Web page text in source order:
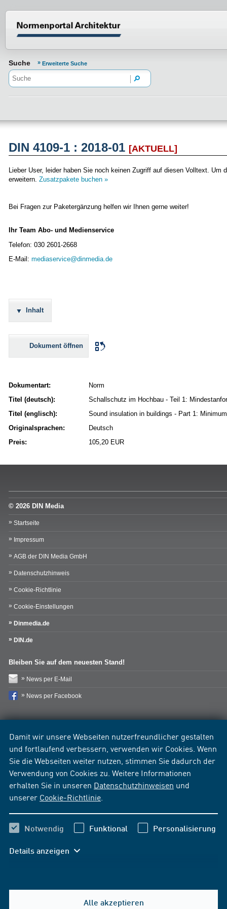
Damit wir unsere Webseiten nutzerfreundlicher gestalten
und fortlaufend verbessern, verwenden wir Cookies. Wenn
Sie die Webseiten weiter nutzen, stimmen Sie dadurch der
Verwendung von Cookies zu. Weitere Informationen
erhalten Sie in unseren Datenschutzhinweisen und
unserer Cookie-Richtlinie
Notwendig Funktional Personalisierung
Details anzeigen
Alle akzeptieren
Suche Erweiterte Suche
DIN 4109-1 : 2018-01 [AKTUELL]
Lieber User, leider haben Sie noch keinen Zugriff auf diesen Volltext.
erweitern. Zusatzpakete buchen »
Bei Fragen zur Paketergänzung helfen wir Ihnen gerne weiter!
Ihr Team Abo- und Medienservice
Telefon: 030 2601-2668
E-Mail: mediaservice@dinmedia.de
Inhalt
Dokument öffnen
Dokumentart:
Norm
Titel (deutsch):
Schallschutz im Hochbau - Teil 1:
Titel (englisch):
Sound insulation in buildings - Part 1:
Originalsprachen:
Deutsch
Preis:
105,20 EUR
© 2026 DIN Media
Startseite
Impressum
AGB der DIN Media GmbH
Datenschutzhinweis
Cookie-Richtlinie
Cookie-Einstellungen
Dinmedia.de
DIN.de
Bleiben Sie auf dem neuesten Stand!
News per E-Mail
News per Facebook